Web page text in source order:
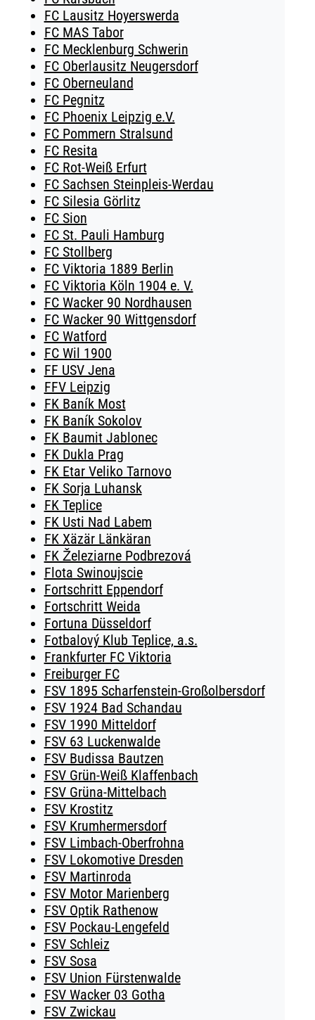
FC Lausitz Hoyerswerda
FC MAS Tabor
FC Mecklenburg Schwerin
FC Oberlausitz Neugersdorf
FC Oberneuland
FC Pegnitz
FC Phoenix Leipzig e.V.
FC Pommern Stralsund
FC Resita
FC Rot-Weiß Erfurt
FC Sachsen Steinpleis-Werdau
FC Silesia Görlitz
FC Sion
FC St. Pauli Hamburg
FC Stollberg
FC Viktoria 1889 Berlin
FC Viktoria Köln 1904 e. V.
FC Wacker 90 Nordhausen
FC Wacker 90 Wittgensdorf
FC Watford
FC Wil 1900
FF USV Jena
FFV Leipzig
FK Baník Most
FK Baník Sokolov
FK Baumit Jablonec
FK Dukla Prag
FK Etar Veliko Tarnovo
FK Sorja Luhansk
FK Teplice
FK Usti Nad Labem
FK Xäzär Länkäran
FK Železiarne Podbrezová
Flota Swinoujscie
Fortschritt Eppendorf
Fortschritt Weida
Fortuna Düsseldorf
Fotbalový Klub Teplice, a.s.
Frankfurter FC Viktoria
Freiburger FC
FSV 1895 Scharfenstein-Großolbersdorf
FSV 1924 Bad Schandau
FSV 1990 Mitteldorf
FSV 63 Luckenwalde
FSV Budissa Bautzen
FSV Grün-Weiß Klaffenbach
FSV Grüna-Mittelbach
FSV Krostitz
FSV Krumhermersdorf
FSV Limbach-Oberfrohna
FSV Lokomotive Dresden
FSV Martinroda
FSV Motor Marienberg
FSV Optik Rathenow
FSV Pockau-Lengefeld
FSV Schleiz
FSV Sosa
FSV Union Fürstenwalde
FSV Wacker 03 Gotha
FSV Zwickau